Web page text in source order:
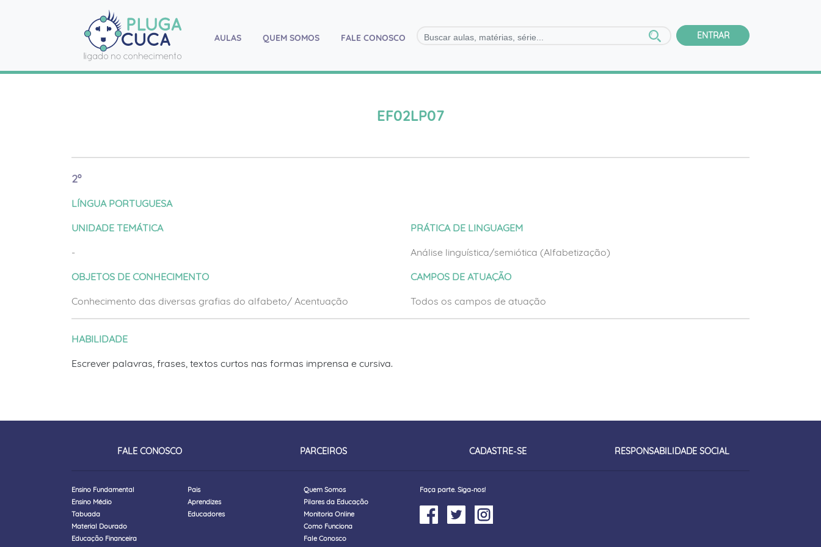
AULAS(current)QUEM SOMOS FALE CONOSCO ENTRAR
EF02LP07
2º
LÍNGUA PORTUGUESA
UNIDADE TEMÁTICA
-
OBJETOS DE CONHECIMENTO
Conhecimento das diversas grafias do alfabeto/ Acentuação
PRÁTICA DE LINGUAGEM
Análise linguística/semiótica (Alfabetização)
CAMPOS DE ATUAÇÃO
Todos os campos de atuação
HABILIDADE
Escrever palavras, frases, textos curtos nas formas imprensa e cursiva.
FALE CONOSCO PARCEIROS CADASTRE-SE RESPONSABILIDADE SOCIAL
Ensino Fundamental
Ensino Médio
Tabuada
Material Dourado
Educação Financeira
Pais
Aprendizes
Educadores
Quem Somos
Pilares da Educação
Monitoria Online
Como Funciona
Fale Conosco
Faça parte. Siga-nos!